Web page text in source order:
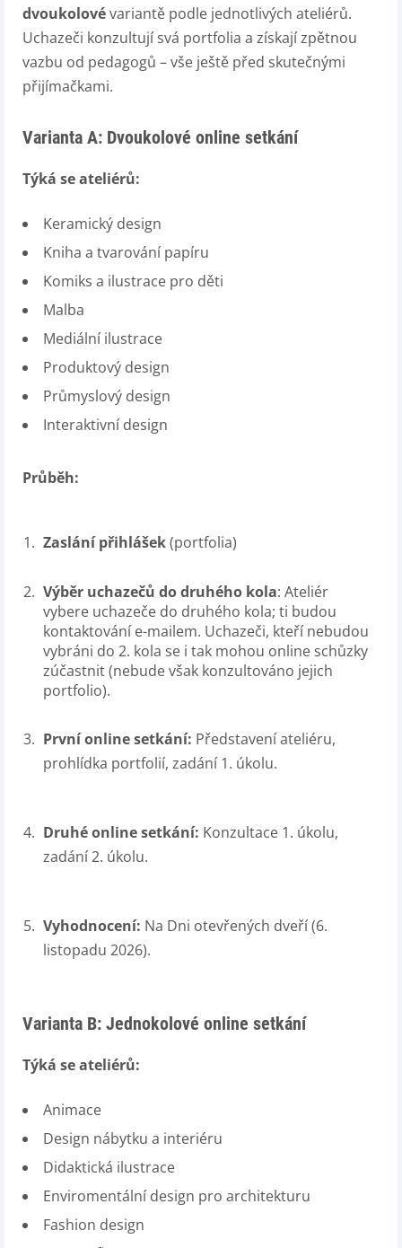
dvoukolovévariantě podle jednotlivých ateliérů.
Uchazeči konzultují svá portfolia a získají zpětnou
vazbu od pedagogů – vše ještě před skutečnými
přijímačkami.
Varianta A: Dvoukolové online setkání
Týká se ateliérů:
Keramický design
Kniha a tvarování papíru
Komiks a ilustrace pro děti
Malba
Mediální ilustrace
Produktový design
Průmyslový design
Interaktivní design
Průběh:
Zaslání přihlášek(portfolia)
Výběr uchazečů do druhého kola: Ateliér
vybere uchazeče do druhého kola; ti budou
kontaktování e-mailem. Uchazeči, kteří nebudou
vybráni do 2. kola se i tak mohou online schůzky
zúčastnit (nebude však konzultováno jejich
portfolio).
První online setkání: Představení ateliéru,
prohlídka portfolií, zadání 1. úkolu.
Druhé online setkání: Konzultace 1. úkolu,
zadání 2. úkolu.
Vyhodnocení: Na Dni otevřených dveří (6.
listopadu 2026).
Varianta B: Jednokolové online setkání
Týká se ateliérů:
Animace
Design nábytku a interiéru
Didaktická ilustrace
Enviromentální design pro architekturu
Fashion design